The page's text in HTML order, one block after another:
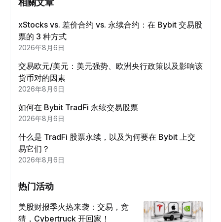
相關文章
xStocks vs. 差价合约 vs. 永续合约：在 Bybit 交易股
票的 3 种方式
2026年8月6日
交易欧元/美元：美元强势、欧洲央行政策以及影响该
货币对的因素
2026年8月6日
如何在 Bybit TradFi 永续交易股票
2026年8月6日
什么是 TradFi 股票永续，以及为何要在 Bybit 上交
易它们？
2026年8月6日
热门活动
美股财报季火热来袭：交易，竞
猜，Cybertruck 开回家！